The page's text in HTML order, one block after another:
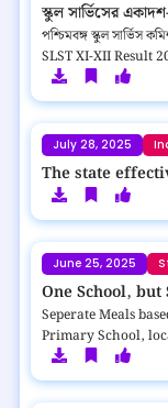
স্কুল সার্ভিসের
পশ্চিমবঙ্গ স্কুল
SLST XI-XII Result
July 28, 2025
The state
June 25, 2025
One School,
Seperate Meals
Primary School,